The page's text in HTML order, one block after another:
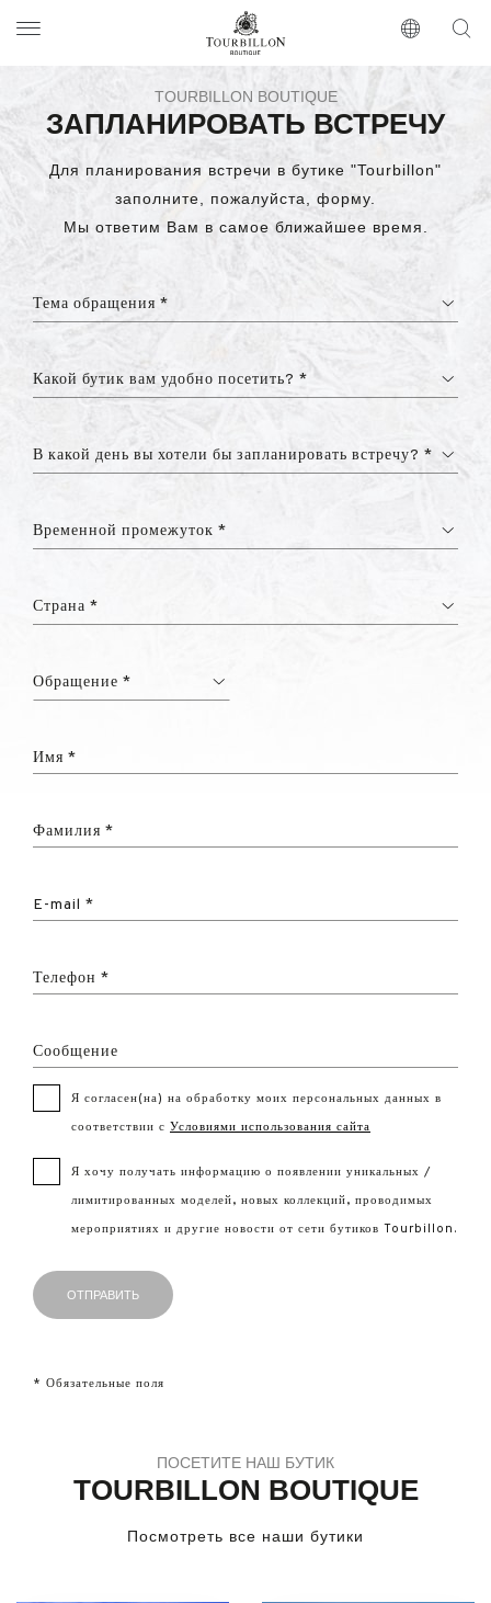
https://www.tourbillon.com/ru
TOURBILLON BOUTIQUE
ЗАПЛАНИРОВАТЬ ВСТРЕЧУ
Для планирования встречи в бутике "Tourbillon"
заполните, пожалуйста, форму.
Мы ответим Вам в самое ближайшее время.
Тема обращения *
Какой бутик вам удобно посетить? *
В какой день вы хотели бы запланировать встречу? *
Временной промежуток *
Страна *
Обращение *
Имя *
Фамилия *
E-mail *
Телефон *
Сообщение
Я согласен(на) на обработку моих персональных данных в
соответствии с Условиями использования сайта
Я хочу получать информацию о появлении уникальных /
лимитированных моделей, новых коллекций, проводимых
мероприятиях и другие новости от сети бутиков Tourbillon.
* Обязательные поля
ПОСЕТИТЕ НАШ БУТИК
TOURBILLON BOUTIQUE
Посмотреть все наши бутики